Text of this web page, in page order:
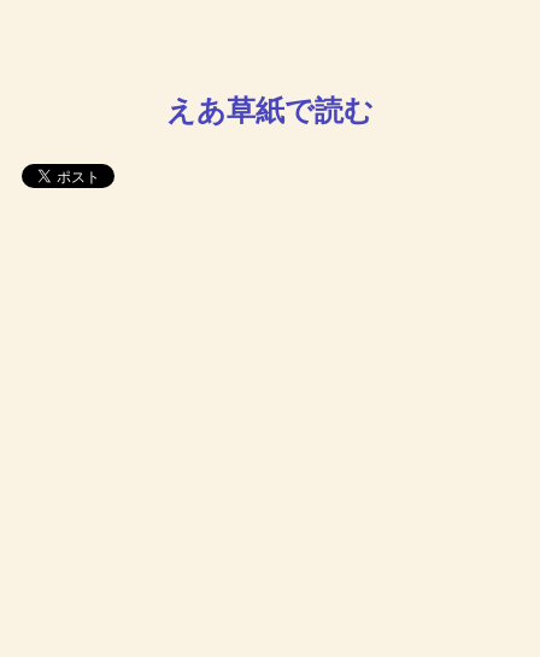
えあ草紙で読む